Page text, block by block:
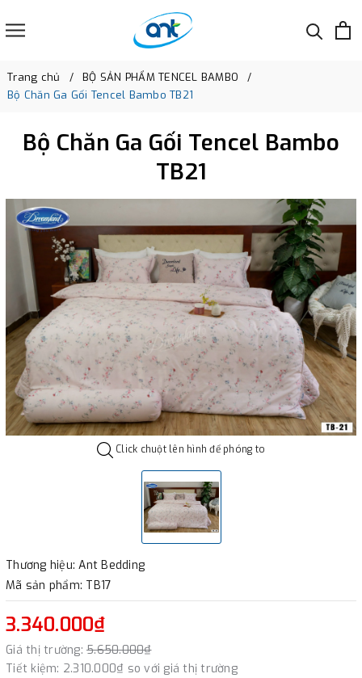
Trang chủ
BỘ SẢN PHẨM TENCEL BAMBO
Bộ Chăn Ga Gối Tencel Bambo TB21
Bộ Chăn Ga Gối Tencel Bambo
TB21
Click chuột lên hình để phóng to
Thương hiệu: Ant Bedding
Mã sản phẩm: TB17
3.340.000₫
Giá thị trường: 5.650.000₫
Tiết kiệm: 2.310.000₫ so với giá thị trường